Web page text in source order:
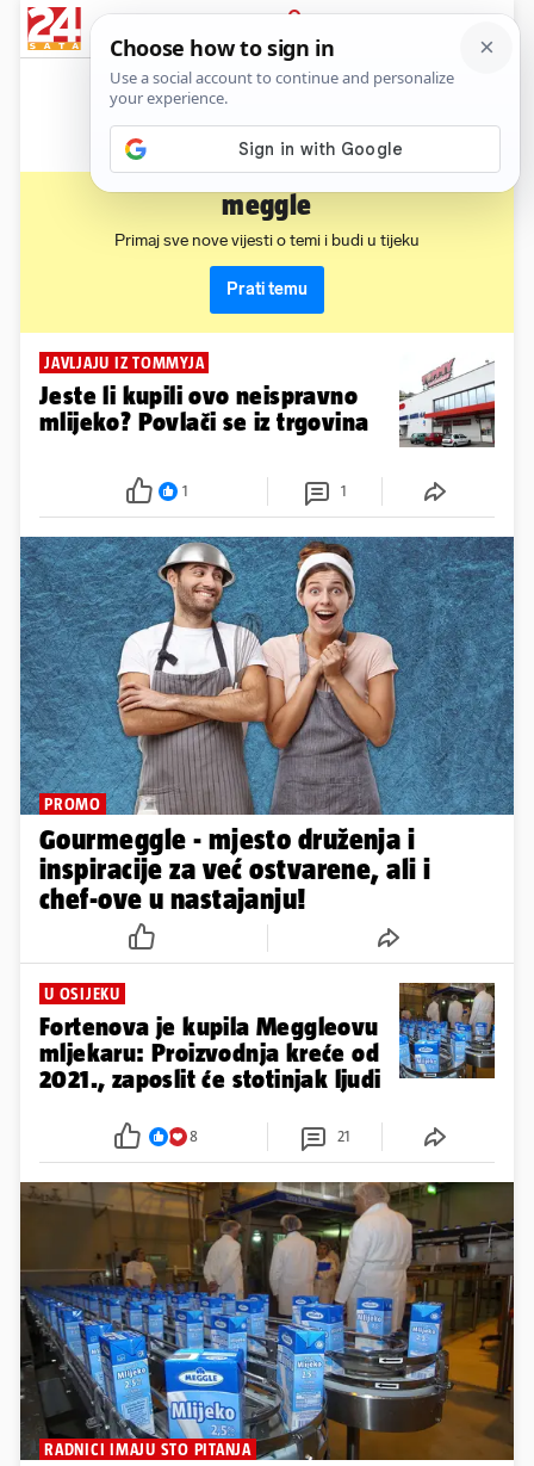
PRIJAVA
News
meggle
Primaj sve nove vijesti o temi i budi u tijeku
Prati temu
JAVLJAJU IZ TOMMYJA
Jeste li kupili ovo neispravno
mlijeko? Povlači se iz trgovina
1 1
PROMO
Gourmeggle - mjesto druženja i
inspiracije za već ostvarene, ali i
chef-ove u nastajanju!
U OSIJEKU
Fortenova je kupila Meggleovu
mljekaru: Proizvodnja kreće od
2021., zaposlit će stotinjak ljudi
8 21
RADNICI IMAJU STO PITANJA